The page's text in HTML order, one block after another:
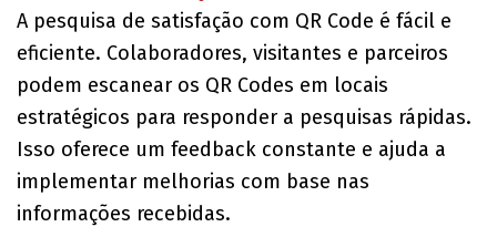
A pesquisa de satisfação com QR Code é fácil e
eficiente. Colaboradores, visitantes e parceiros
podem escanear os QR Codes em locais
estratégicos para responder a pesquisas rápidas.
Isso oferece um feedback constante e ajuda a
implementar melhorias com base nas
informações recebidas.